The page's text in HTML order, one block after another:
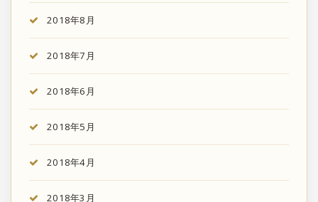
2018年8月
2018年7月
2018年6月
2018年5月
2018年4月
2018年3月